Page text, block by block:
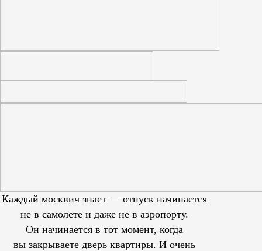
Каждый москвич знает — отпуск начинается
не в самолете и даже не в аэропорту.
Он начинается в тот момент, когда
вы закрываете дверь квартиры. И очень